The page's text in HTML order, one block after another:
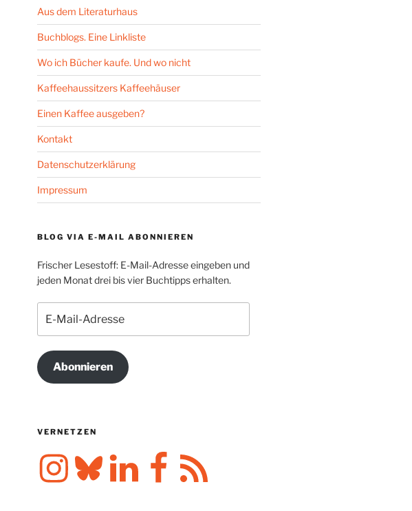
Aus dem Literaturhaus
Buchblogs. Eine Linkliste
Wo ich Bücher kaufe. Und wo nicht
Kaffeehaussitzers Kaffeehäuser
Einen Kaffee ausgeben?
Kontakt
Datenschutzerklärung
Impressum
BLOG VIA E-MAIL ABONNIEREN
Frischer Lesestoff: E-Mail-Adresse eingeben und
jeden Monat drei bis vier Buchtipps erhalten.
Mail-
Adresse
Abonnieren
VERNETZEN
InstagramBluesky LinkedIn FacebookRSS-
Feed